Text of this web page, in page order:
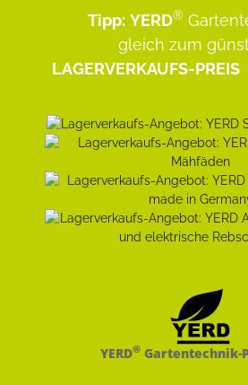
Tipp: YERD®
gleich zum
LAGERVERKAUFS-PREIS
YERD®Gartentechnik-